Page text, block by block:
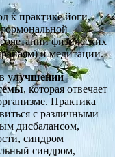
к практике йоги,
физических
и медитации.
улучшении
, которая отвечает
Практика
с различными
дисбалансом,
синдром
синдром,